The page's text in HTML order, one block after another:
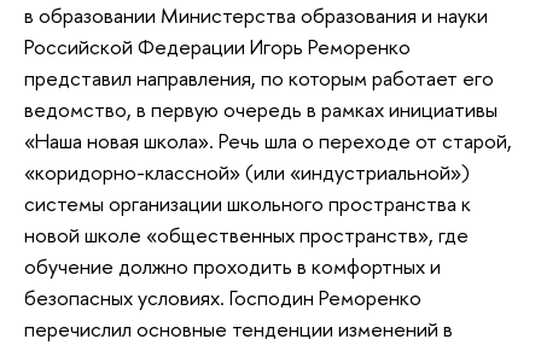
в образовании Министерства образования и науки
Российской Федерации Игорь Реморенко
представил направления, по которым работает его
ведомство, в первую очередь в рамках инициативы
«Наша новая школа». Речь шла о переходе от старой,
«коридорно-классной» (или «индустриальной»)
системы организации школьного пространства к
новой школе «общественных пространств», где
обучение должно проходить в комфортных и
безопасных условиях. Господин Реморенко
перечислил основные тенденции изменений в